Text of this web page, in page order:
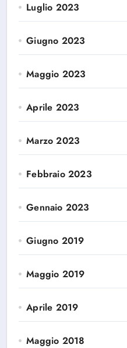
Luglio 2023
Giugno 2023
Maggio 2023
Aprile 2023
Marzo 2023
Febbraio 2023
Gennaio 2023
Giugno 2019
Maggio 2019
Aprile 2019
Maggio 2018